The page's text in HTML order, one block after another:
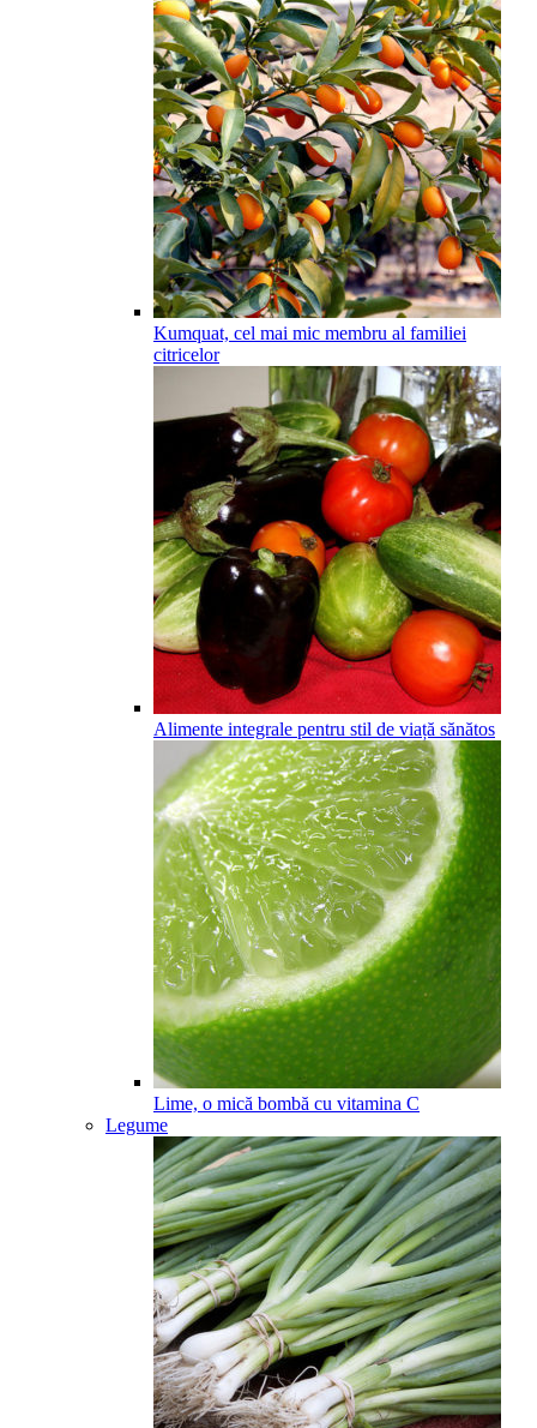
Kumquat, cel mai mic membru al familiei
citricelor
Alimente integrale pentru stil de viață sănătos
Lime, o mică bombă cu vitamina C
Legume